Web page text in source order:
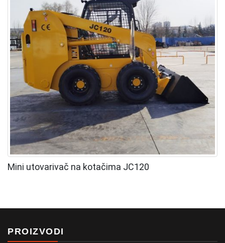
Mini utovarivač na kotačima JC120
PROIZVODI